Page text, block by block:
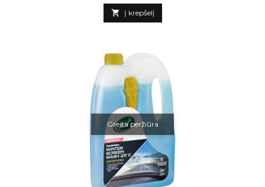
 Į krepšelį
Greita peržiūra